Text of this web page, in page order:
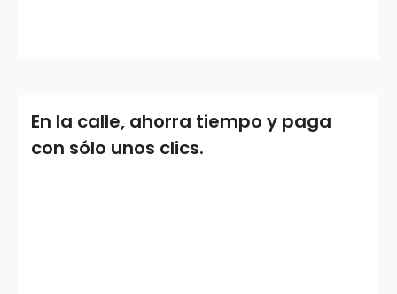
En la calle, ahorra tiempo y paga
con sólo unos clics.